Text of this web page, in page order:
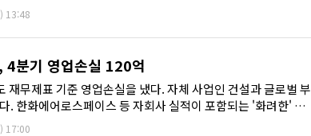
13:48
분기 영업손실 120억
재무제표 기준 영업손실을 냈다. 자체 사업인 건설과 글로벌 부
. 한화에어로스페이스 등 자회사 실적이 포함되는 '화려한' 연
17:00